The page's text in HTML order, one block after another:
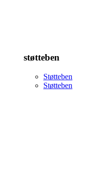
støtteben
Støtteben
Støtteben